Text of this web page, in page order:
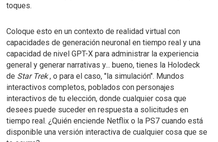
toques.
Coloque esto en un contexto de realidad virtual con
capacidades de generación neuronal en tiempo real y una
capacidad de nivel GPT-X para administrar la experiencia
general y generar narrativas y... bueno, tienes la Holodeck
de Star Trek, o para el caso, "la simulación". Mundos
interactivos completos, poblados con personajes
interactivos de tu elección, donde cualquier cosa que
desees puede suceder en respuesta a solicitudes en
tiempo real.¿Quién enciende Netflix o la PS7 cuando está
disponible una versión interactiva de cualquier cosa que se